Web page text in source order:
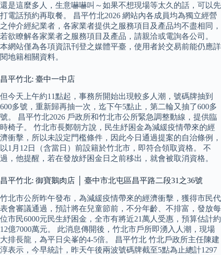
還是這麼多人，生意嚇嚇叫～如果不想現場等太久的話，可以先
打電話預約再取餐。 昌平竹北2026 網站內各成員均為獨立經營
之仲介經紀業者，各家業者提供之服務項目及產品均不盡相同，
若欲瞭解各家業者之服務項目及產品，請親洽或電詢各公司。
本網站僅為各項資訊刊登之媒體平臺，使用者於交易前能仍應詳
閱地籍相關資料。
昌平竹北: 臺中一中店
但今天上午約11點起，事務所開始出現較多人潮，號碼牌抽到
600多號，重新歸再抽一次，迄下午5點止，第二輪又抽了600多
號。 昌平竹北2026 戶政所和竹北市公所緊急調整動線，提供臨
時椅子。 竹北市長鄭朝方說，民生紓困金為減緩疫情帶來的經
濟衝擊，所以未設定門檻條件，因此今日通過提案的自治條例，
以1月12日（含當日）前設籍於竹北市，即符合領取資格。 不
過，他提醒，若在發放紓困金日之前移出，就會被取消資格。
昌平竹北: 御寶鵝肉店 │ 臺中市北屯區昌平路二段31之36號
竹北市公所昨午發布，為減緩疫情帶來的經濟衝擊，獲得市民代
表會審議通過，預計將在兒童節前，不分年齡、不排富，發放每
位市民6000元民生紓困金，全市有將近21萬人受惠，預算估計約
12億7000萬元。 此消息傳開後，竹北市戶所即湧入人潮，現場
大排長龍，為平日尖峯的4-5倍。 昌平竹北 竹北戶政所主任陳建
淳表示，今早統計，昨天午後兩波號碼牌截至5點為止總計1297